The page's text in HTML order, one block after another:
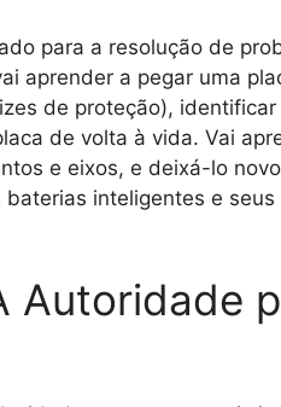
para a resolução de
aprender a pegar uma
de proteção),
de volta à vida. Vai
e eixos, e deixá-lo
inteligentes e seus
Autoridade